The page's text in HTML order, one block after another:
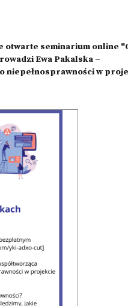
otwarte seminarium online
Ewa Pakalska –
niepełnosprawności w